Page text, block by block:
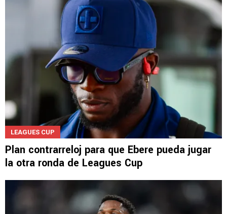
LEAGUES CUP
Plan contrarreloj para que Ebere pueda jugar
la otra ronda de Leagues Cup